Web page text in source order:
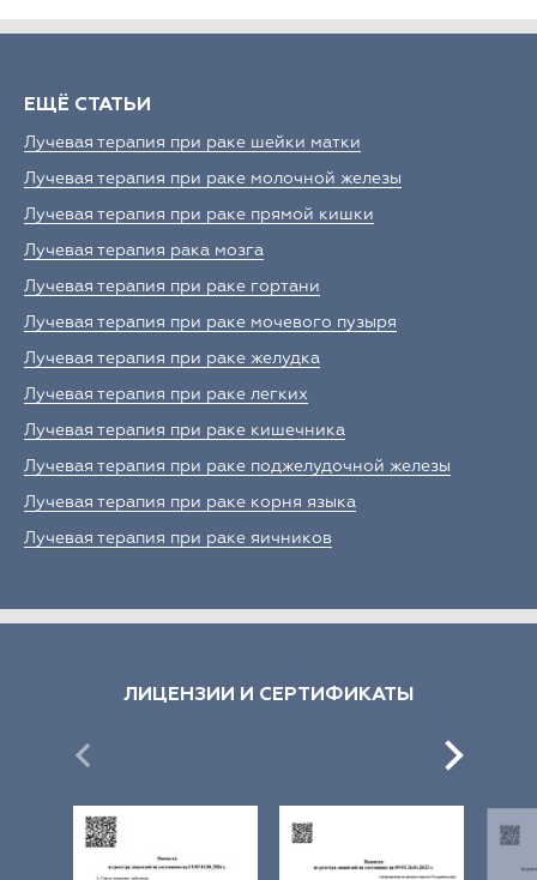
ЕЩЁ СТАТЬИ
Лучевая терапия при раке шейки матки
Лучевая терапия при раке молочной железы
Лучевая терапия при раке прямой кишки
Лучевая терапия рака мозга
Лучевая терапия при раке гортани
Лучевая терапия при раке мочевого пузыря
Лучевая терапия при раке желудка
Лучевая терапия при раке легких
Лучевая терапия при раке кишечника
Лучевая терапия при раке поджелудочной железы
Лучевая терапия при раке корня языка
Лучевая терапия при раке яичников
ЛИЦЕНЗИИ И СЕРТИФИКАТЫ